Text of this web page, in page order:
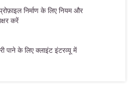
निर्माण के लिए नियम और
करें
पाने के लिए क्लाइंट इंटरव्यू में